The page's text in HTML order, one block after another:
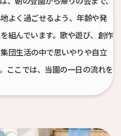
よく過ごせるよう、年齢や発
組んでいます。 歌や遊び、創作
団生活の中で思いやりや自立
ここでは、当園の一日の流れを